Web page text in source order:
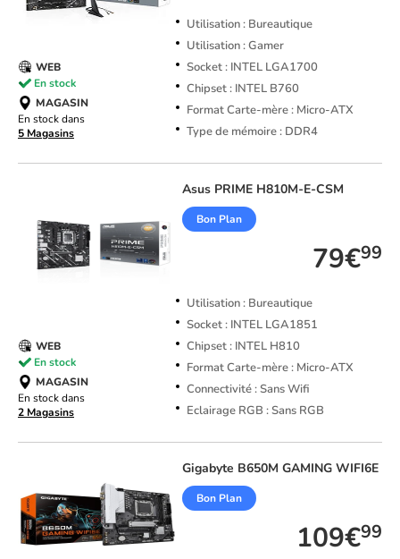
Utilisation : Bureautique
Utilisation : Gamer
Socket : INTEL LGA1700
Chipset : INTEL B760
Format Carte-mère : Micro-ATX
Type de mémoire : DDR4
WEB
En stock
MAGASIN
En stock dans
5 Magasins
Asus PRIME H810M-E-CSM
Bon Plan
79€99
Utilisation : Bureautique
Socket : INTEL LGA1851
Chipset : INTEL H810
Format Carte-mère : Micro-ATX
Connectivité : Sans Wifi
Eclairage RGB : Sans RGB
WEB
En stock
MAGASIN
En stock dans
2 Magasins
Gigabyte B650M GAMING WIFI6E
Bon Plan
109€99